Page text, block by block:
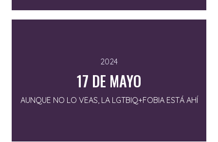
2024
17 DE MAYO
AUNQUE NO LO VEAS, LA LGTBIQ+FOBIA ESTÁ AHÍ